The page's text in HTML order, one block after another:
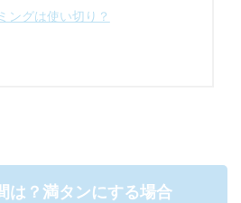
ングは使い切り？
は？満タンにする場合